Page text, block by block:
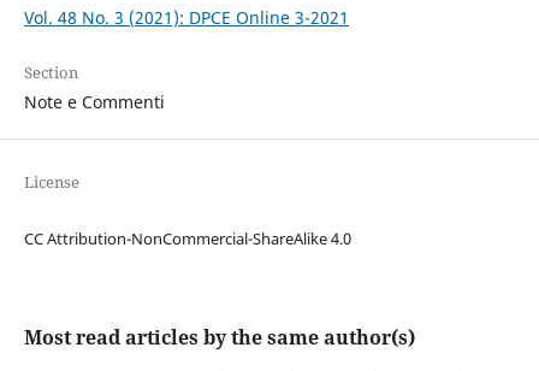
Vol. 48 No. 3 (2021): DPCE Online 3-2021
Section
Note e Commenti
License
CC Attribution-NonCommercial-ShareAlike 4.0
Most read articles by the same author(s)